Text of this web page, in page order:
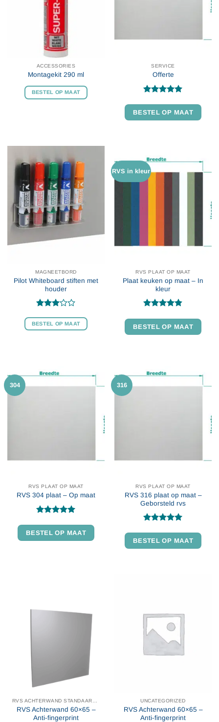
ACCESSORIES
Montagekit 290 ml
BESTEL OP MAAT
SERVICE
Offerte
4.92
uit 5
BESTEL OP MAAT
MAGNEETBORD
Pilot Whiteboard stiften met
houder
3uit 5
BESTEL OP MAAT
RVS in kleur
RVS PLAAT OP MAAT
Plaat keuken op maat – In
kleur
4.79
uit 5
BESTEL OP MAAT
304
RVS PLAAT OP MAAT
RVS 304 plaat – Op maat
4.94
uit 5
BESTEL OP MAAT
316
RVS PLAAT OP MAAT
RVS 316 plaat op maat –
Geborsteld rvs
4.97
uit 5
BESTEL OP MAAT
RVS Achterwand 60×65 –
Anti-fingerprint
UNCATEGORIZED
RVS Achterwand 60×65 –
Anti-fingerprint